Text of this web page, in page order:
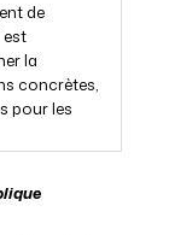
de
est
la
concrètes,
pour les